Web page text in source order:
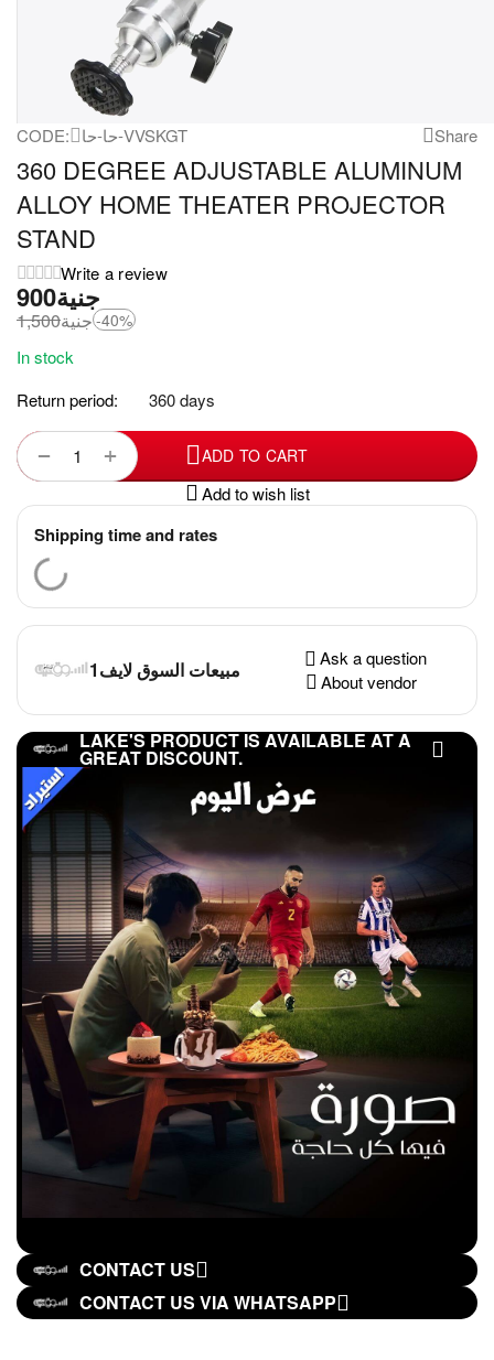
CODE: حا-حا-VVSKGT Share
360 DEGREE ADJUSTABLE ALUMINUM
ALLOY HOME THEATER PROJECTOR
STAND
Write a review
جنية
جنية1,500 -40%
In stock
Return period:
360 days
+
− ADD TO CART
Add to wish list
Shipping time and rates
مبيعات السوق لايف1
Ask a question
About vendor
LAKE'S PRODUCT IS AVAILABLE AT A
GREAT DISCOUNT.
CONTACT US
CONTACT US VIA WHATSAPP